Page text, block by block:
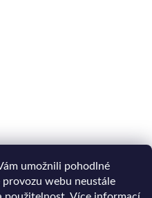
umožnili pohodlné
webu neustále